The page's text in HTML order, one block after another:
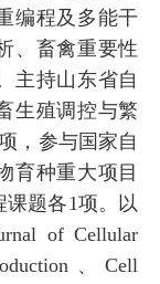
编程及多能干
、畜禽重要性
主持山东省自
生殖调控与繁
，参与国家自
育种重大项目
课题各1项。以
of Cellular
、Cell